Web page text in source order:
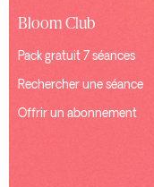
Bloom Club
Pack gratuit 7 séances
Rechercher une séance
Offrir un abonnement